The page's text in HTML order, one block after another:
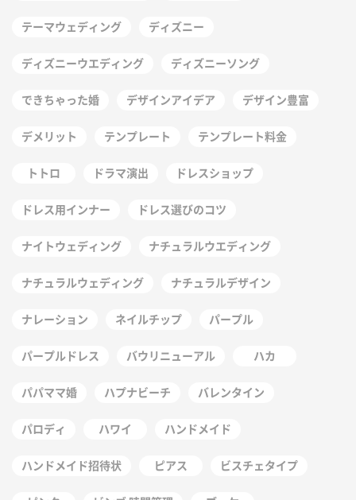
テーマウェディング ディズニー
ディズニーウエディング ディズニーソング
できちゃった婚 デザインアイデア デザイン豊富
デメリット テンプレート テンプレート料金
トトロ ドラマ演出 ドレスショップ
ドレス用インナー ドレス選びのコツ
ナイトウェディング ナチュラルウエディング
ナチュラルウェディング ナチュラルデザイン
ナレーション ネイルチップ パープル
パープルドレス バウリニューアル ハカ
パパママ婚 ハプナビーチ バレンタイン
パロディ ハワイ ハンドメイド
ハンドメイド招待状 ピアス ビスチェタイプ